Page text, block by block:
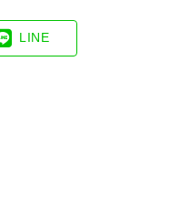
LINE